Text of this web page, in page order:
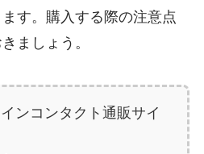
す。購入する際の注意点
ましょう。
ンコンタクト通販サイ